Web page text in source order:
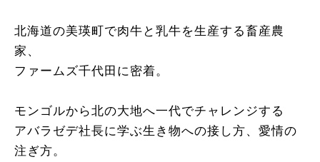
北海道の美瑛町で肉牛と乳牛を生産する畜産農
家、
ファームズ千代田に密着。
モンゴルから北の大地へ一代でチャレンジする
アバラゼデ社長に学ぶ生き物への接し方、愛情の
注ぎ方。